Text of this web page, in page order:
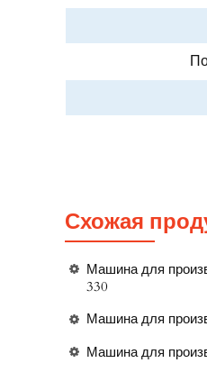
Схожая
Машина для
330
Машина для
Машина для